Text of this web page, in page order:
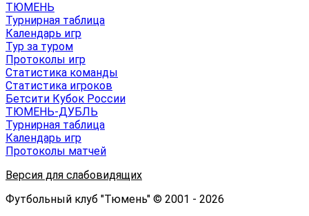
ТЮМЕНЬ
Турнирная таблица
Календарь игр
Тур за туром
Протоколы игр
Статистика команды
Статистика игроков
Бетсити Кубок России
ТЮМЕНЬ-ДУБЛЬ
Турнирная таблица
Календарь игр
Протоколы матчей
Версия для слабовидящих
Футбольный клуб "Тюмень" © 2001 - 2026